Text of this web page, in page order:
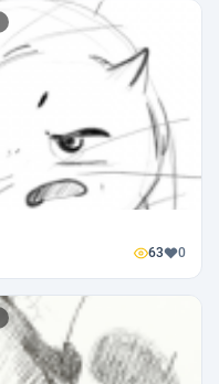
63 0